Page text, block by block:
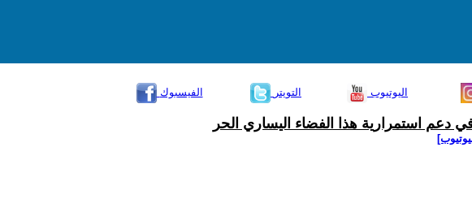
الفيسبوك
التويتر اليوتيوب
دعم استمرارية هذا الفضاء اليساري الحر